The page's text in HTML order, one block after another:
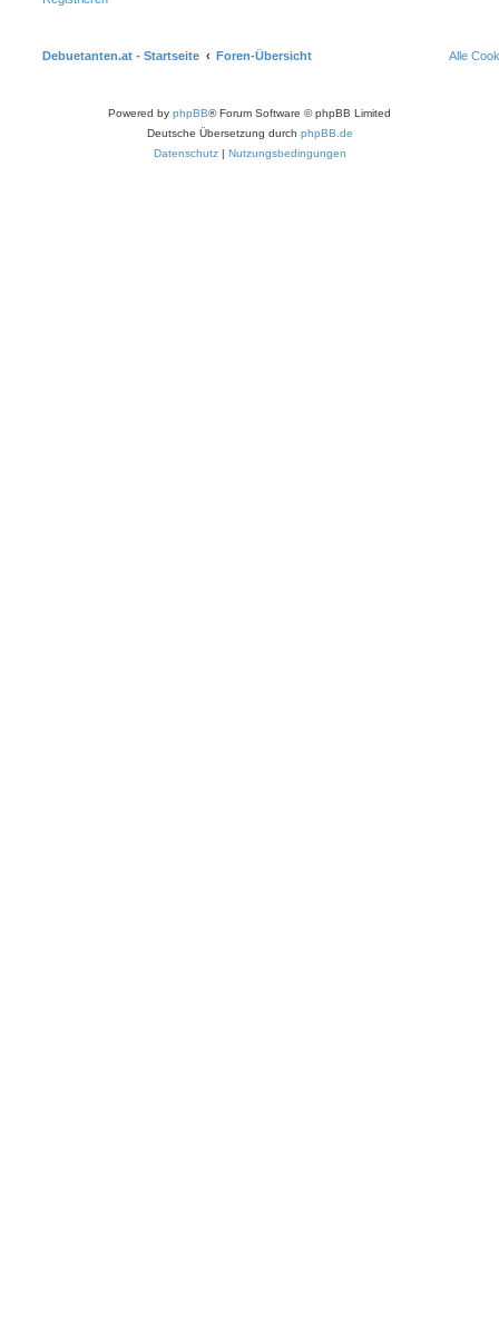
Debuetanten.at - Startseite Foren-Übersicht Alle
Powered by phpBB® Forum Software © phpBB Limited
Deutsche Übersetzung durch phpBB.de
Datenschutz | Nutzungsbedingungen